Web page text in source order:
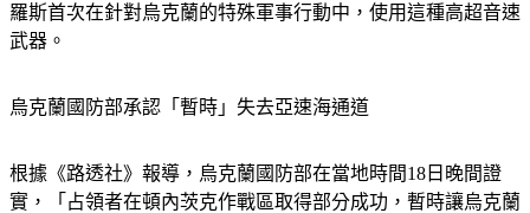
羅斯首次在針對烏克蘭的特殊軍事行動中，使用這種高超音速
武器。
烏克蘭國防部承認「暫時」失去亞速海通道
根據《路透社》報導，烏克蘭國防部在當地時間18日晚間證
實，「占領者在頓內茨克作戰區取得部分成功，暫時讓烏克蘭